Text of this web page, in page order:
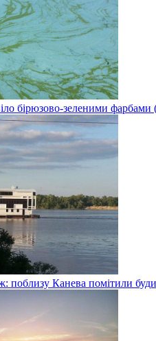
бірюзово-зеленими фарбами
поблизу Канева помітили